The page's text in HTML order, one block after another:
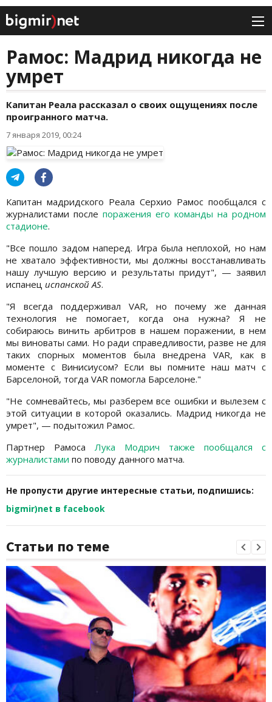
Рамос: Мадрид никогда не
умрет
Капитан Реала рассказал о своих ощущениях после
проигранного матча.
7 января 2019, 00:24
Капитан мадридского Реала Серхио Рамос пообщался с
журналистами после поражения его команды на родном
стадионе.
"Все пошло задом наперед. Игра была неплохой, но нам
не хватало эффективности, мы должны восстанавливать
нашу лучшую версию и результаты придут", — заявил
испанец испанской AS.
"Я всегда поддерживал VAR, но почему же данная
технология не помогает, когда она нужна? Я не
собираюсь винить арбитров в нашем поражении, в нем
мы виноваты сами. Но ради справедливости, разве не для
таких спорных моментов была внедрена VAR, как в
моменте с Винисиусом? Если вы помните наш матч с
Барселоной, тогда VAR помогла Барселоне."
"Не сомневайтесь, мы разберем все ошибки и вылезем с
этой ситуации в которой оказались. Мадрид никогда не
умрет", — подытожил Рамос.
Партнер Рамоса Лука Модрич также пообщался с
журналистами по поводу данного матча.
Не пропусти другие интересные статьи, подпишись:
bigmir)net в facebook
Статьи по теме